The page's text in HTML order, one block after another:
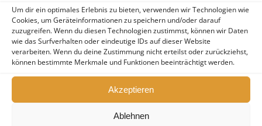
Um dir ein optimales Erlebnis zu bieten, verwenden wir Technologien wie
Cookies, um Geräteinformationen zu speichern und/oder darauf
zuzugreifen. Wenn du diesen Technologien zustimmst, können wir Daten
wie das Surfverhalten oder eindeutige IDs auf dieser Website
verarbeiten. Wenn du deine Zustimmung nicht erteilst oder zurückziehst,
können bestimmte Merkmale und Funktionen beeinträchtigt werden.
Akzeptieren
Ablehnen